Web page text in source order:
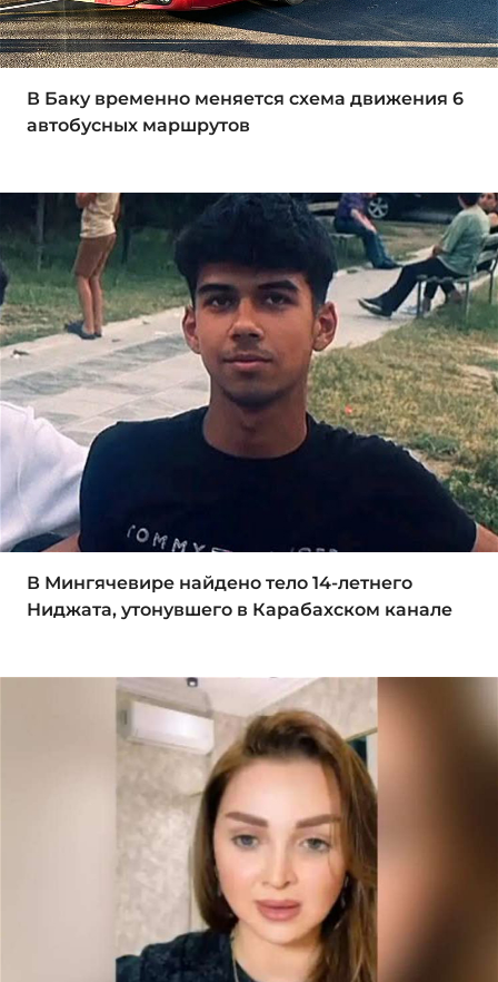
В Баку временно меняется схема движения 6
автобусных маршрутов
В Мингячевире найдено тело 14-летнего
Ниджата, утонувшего в Карабахском канале